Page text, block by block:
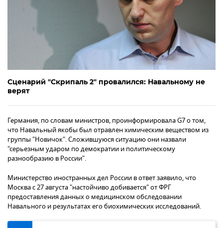
Сценарий "Скрипаль 2" провалился: Навальному не
верят
Германия, по словам министров, проинформировала G7 о том,
что Навальный якобы был отравлен химическим веществом из
группы "Новичок". Сложившуюся ситуацию они назвали
"серьезным ударом по демократии и политическому
разнообразию в России".
Министерство иностранных дел России в ответ заявило, что
Москва с 27 августа "настойчиво добивается" от ФРГ
предоставления данных о медицинском обследовании
Навального и результатах его биохимических исследований.